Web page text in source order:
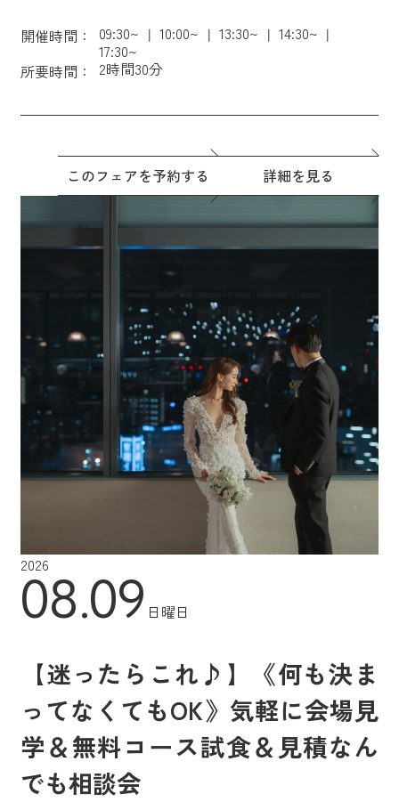
開催時間： 09:30~ 10:00~ 13:30~
14:30~
17:30~
所要時間：
2時間30分
このフェアを予約する 詳細を見る
2026
08.09 日曜日
【迷ったらこれ♪】《何も決ま
ってなくてもOK》気軽に会場見
学＆無料コース試食＆見積なん
でも相談会